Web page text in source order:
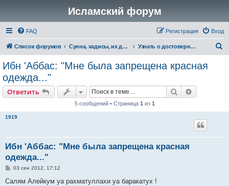
Исламский форум
FAQ Вход
Регистрация
Список форумов Сунна, хадисы, их достоверность и понимание Узнать о достоверности хадиса и асара
Ибн 'Аббас: "Мне была запрещена красная
одежда..."
Ответить Поиск
5 сообщений • Страница 1 из 1
1919
Ибн 'Аббас: "Мне была запрещена красная
одежда..."
С
о
03 сен 2012, 17:12
Салям Алейкум уа рахматуллахи уа баракатух !